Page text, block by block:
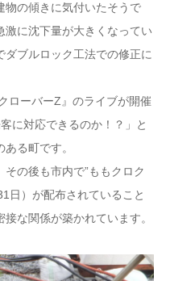
物の傾きに気付いたそうで
に沈下量が大きくなってい
ダブルロック工法での修正に
ローバーZ』のライブが開催
に対応できるのか！？」と
る町です。
の後も市内で”ももクロク
日）が配布されていること
な関係が築かれています。